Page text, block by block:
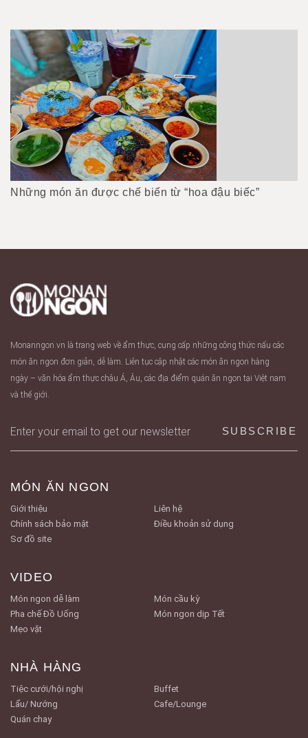
Những món ăn được chế biến từ “hoa đậu biếc”
Monanngon.vn là trang web về ẩm thực, cung cấp những công thức nấu các
món ăn ngon đơn giản, dễ làm. Liên tục cập nhật các món ăn ngon hàng
ngày – văn hóa ẩm thực châu Á, Âu, các địa điểm quán ăn ngon tại Việt nam
và thế giới.
MÓN ĂN NGON
Giới thiệu
Liên hệ
Chính sách bảo mật
Điều khoản sử dụng
Sơ đồ site
VIDEO
Món ngon dễ làm
Món cầu kỳ
Pha chế Đồ Uống
Món ngon dịp Tết
Mẹo vặt
NHÀ HÀNG
Tiệc cưới/hội nghị
Buffet
Lẩu/ Nướng
Cafe/Lounge
Quán chay